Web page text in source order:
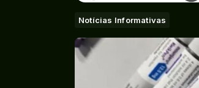
Notícias Informativas